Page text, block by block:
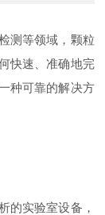
测等领域，颗粒
快速、准确地完
种可靠的解决方
的实验室设备，